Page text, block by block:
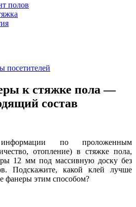
полов
посетителей
к стяжке пола —
состав
по проложенным
отопление) в стяжке пола,
12 мм под массивную доску без
Подскажите, какой клей лучше
фанеры этим способом?